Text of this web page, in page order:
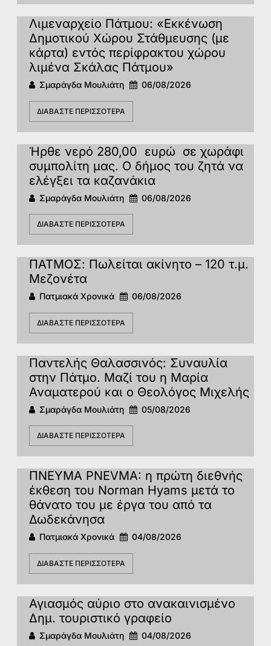
Λιμεναρχείο Πάτμου: «Εκκένωση
Δημοτικού Χώρου Στάθμευσης (με
κάρτα) εντός περίφρακτου χώρου
λιμένα Σκάλας Πάτμου»
Σμαράγδα Μουλιάτη 06/08/2026
ΔΙΑΒΆΣΤΕ ΠΕΡΙΣΣΌΤΕΡΑ
Ήρθε νερό 280,00 ευρώ σε χωράφι
συμπολίτη μας. Ο δήμος του ζητά να
ελέγξει τα καζανάκια
Σμαράγδα Μουλιάτη 06/08/2026
ΔΙΑΒΆΣΤΕ ΠΕΡΙΣΣΌΤΕΡΑ
ΠΑΤΜΟΣ: Πωλείται ακίνητο – 120 τ.μ.
Μεζονέτα
Πατμιακά Χρονικά 06/08/2026
ΔΙΑΒΆΣΤΕ ΠΕΡΙΣΣΌΤΕΡΑ
Παντελής Θαλασσινός: Συναυλία
στην Πάτμο. Μαζί του η Μαρία
Αναματερού και ο Θεολόγος Μιχελής
Σμαράγδα Μουλιάτη 05/08/2026
ΔΙΑΒΆΣΤΕ ΠΕΡΙΣΣΌΤΕΡΑ
ΠΝΕΥΜΑ PNEVMA: η πρώτη διεθνής
έκθεση του Norman Hyams μετά το
θάνατο του με έργα του από τα
Δωδεκάνησα
Πατμιακά Χρονικά 04/08/2026
ΔΙΑΒΆΣΤΕ ΠΕΡΙΣΣΌΤΕΡΑ
Αγιασμός αύριο στο ανακαινισμένο
Δημ. τουριστικό γραφείο
Σμαράγδα Μουλιάτη 04/08/2026